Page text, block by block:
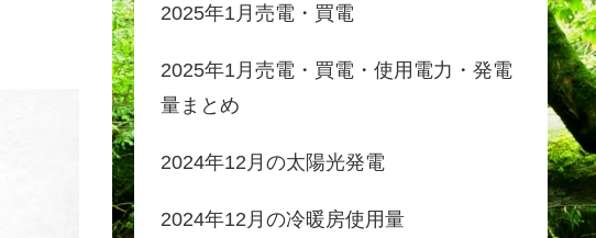
2025年1月売電・買電
2025年1月売電・買電・使用電力・発電
量まとめ
2024年12月の太陽光発電
2024年12月の冷暖房使用量